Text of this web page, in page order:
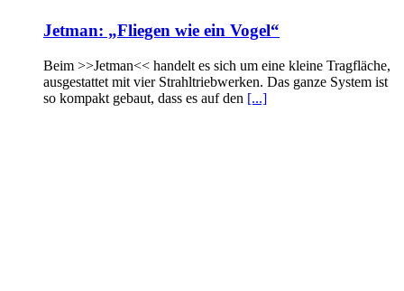
Jetman: „Fliegen wie ein Vogel“
Beim >>Jetman<< handelt es sich um eine kleine Tragfläche,
ausgestattet mit vier Strahltriebwerken. Das ganze System ist
so kompakt gebaut, dass es auf den [...]